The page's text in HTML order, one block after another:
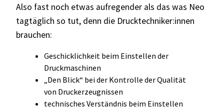
Also fast noch etwas aufregender als das was Neo
tagtäglich so tut, denn die Drucktechniker:innen
brauchen:
Geschicklichkeit beim Einstellen der
Druckmaschinen
„Den Blick“ bei der Kontrolle der Qualität
von Druckerzeugnissen
technisches Verständnis beim Einstellen